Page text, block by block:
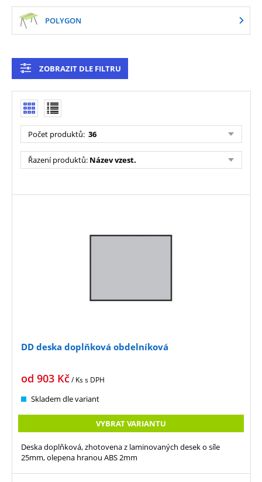
POLYGON
ZOBRAZIT DLE FILTRU
Počet produktů: 36
Řazení produktů: Název vzest.
DD deska doplňková obdelníková
od 903 Kč/ Kss DPH
Skladem dle variant
VYBRAT VARIANTU
Deska doplňková, zhotovena z laminovaných desek o síle
25mm, olepena hranou ABS 2mm